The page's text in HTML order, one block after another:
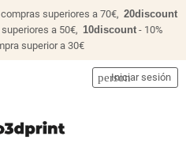
superiores a 70€, 20discount
a 50€, 10discount- 10%
superior a 30€
person
Iniciar sesión